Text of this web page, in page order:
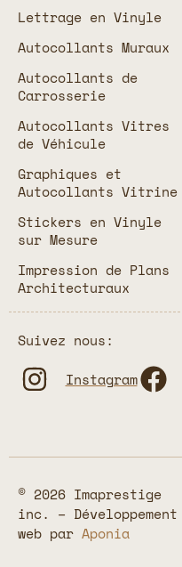
Lettrage en Vinyle
Autocollants Muraux
Autocollants de
Carrosserie
Autocollants Vitres
de Véhicule
Graphiques et
Autocollants Vitrine
Stickers en Vinyle
sur Mesure
Impression de Plans
Architecturaux
Suivez nous:
Instagram
© 2026 Imaprestige
inc. – Développement
web par Aponia